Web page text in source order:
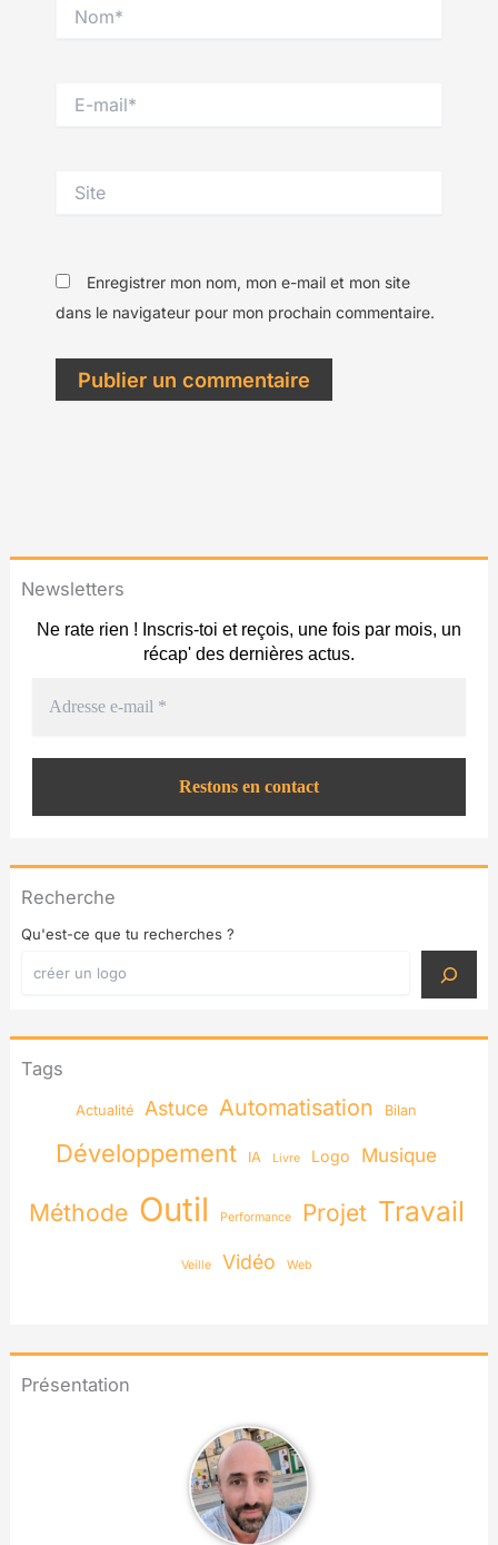
mail*
Enregistrer mon nom, mon e-mail et mon site
dans le navigateur pour mon prochain commentaire.
Newsletters
Ne rate rien ! Inscris-toi et reçois, une fois par mois, un
récap' des dernières actus.
Recherche
Qu'est-ce que tu recherches ?
Tags
Actualité Astuce Automatisation Bilan
Développement IA Livre Logo Musique
Méthode Outil Performance Projet Travail
Veille Vidéo Web
Présentation